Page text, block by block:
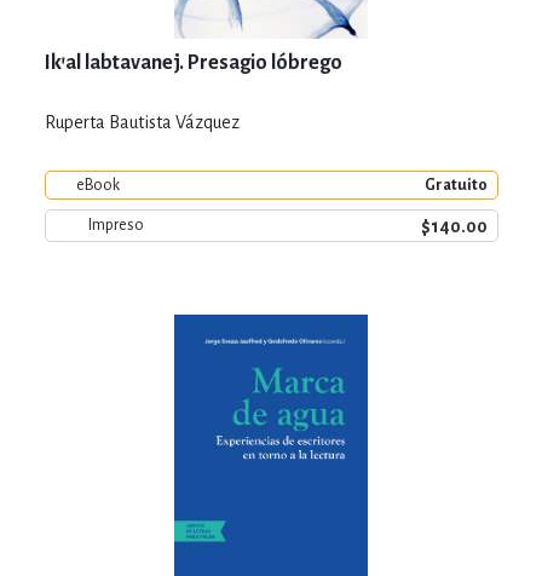
Ik'al labtavanej. Presagio lóbrego
Ruperta Bautista Vázquez
eBook Gratuito
Impreso $140.00